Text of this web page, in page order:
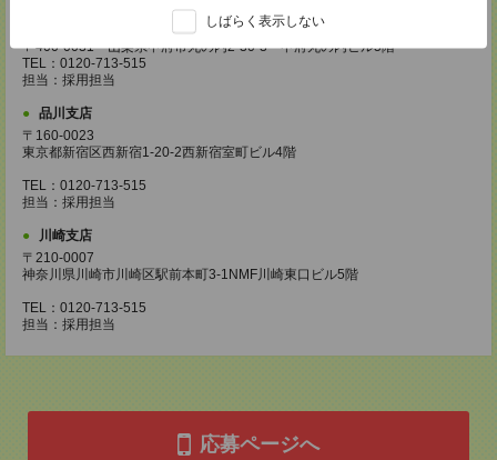
しばらく表示しない
〒400-0031 山梨県甲府市丸の内2-30-3 甲府丸の内ビル5階
TEL：0120-713-515
担当：採用担当
品川支店
〒160-0023
東京都新宿区西新宿1-20-2西新宿室町ビル4階
TEL：0120-713-515
担当：採用担当
川崎支店
〒210-0007
神奈川県川崎市川崎区駅前本町3-1NMF川崎東口ビル5階
TEL：0120-713-515
担当：採用担当
応募ページへ